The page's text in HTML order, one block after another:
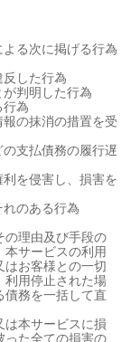
る次に掲げる行為
した行為
判明した行為
為
の抹消の措置を受
支払債務の履行遅
を侵害し、損害を
のある行為
の理由及び手段の
サービスの利用
お客様との一切
利用停止された場
務を一括して直
本サービスに損
った全ての損害の